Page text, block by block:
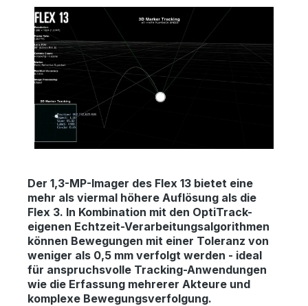
Der 1,3-MP-Imager des Flex 13 bietet eine
mehr als viermal höhere Auflösung als die
Flex 3. In Kombination mit den OptiTrack-
eigenen Echtzeit-Verarbeitungsalgorithmen
können Bewegungen mit einer Toleranz von
weniger als 0,5 mm verfolgt werden - ideal
für anspruchsvolle Tracking-Anwendungen
wie die Erfassung mehrerer Akteure und
komplexe Bewegungsverfolgung.